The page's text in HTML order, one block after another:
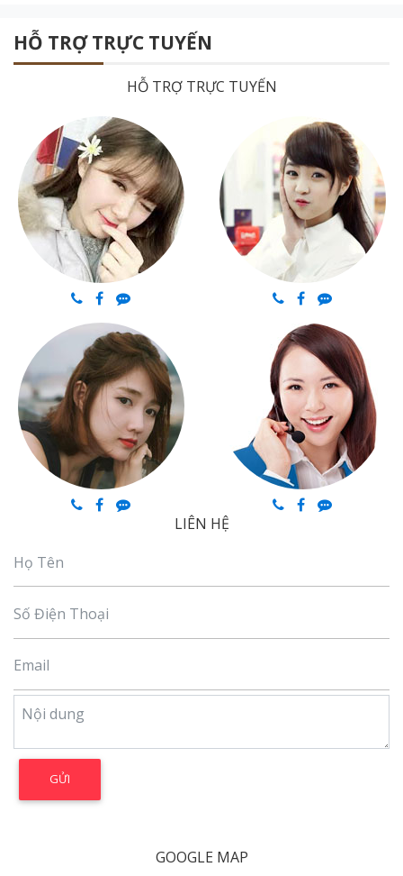
HỖ TRỢ TRỰC TUYẾN
HỖ TRỢ TRỰC TUYẾN
LIÊN HỆ
GOOGLE MAP